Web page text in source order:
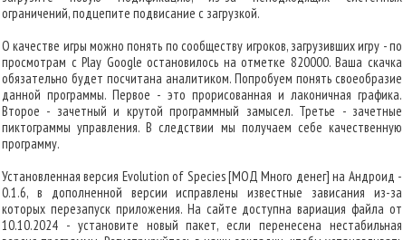
ограничений, подцепите подвисание с загрузкой.
О качестве игры можно понять по сообществу игроков, загрузивших игру - по
просмотрам с Play Google остановилось на отметке 820000. Ваша скачка
обязательно будет посчитана аналитиком. Попробуем понять своеобразие
данной программы. Первое - это прорисованная и лаконичная графика.
Второе - зачетный и крутой программный замысел. Третье - зачетные
пиктограммы управления. В следствии мы получаем себе качественную
программу.
Установленная версия Evolution of Species [МОД Много денег] на Андроид -
0.1.6, в дополненной версии исправлены известные зависания из-за
которых перезапуск приложения. На сайте доступна вариация файла от
10.10.2024 - установите новый пакет, если перенесена нестабильная